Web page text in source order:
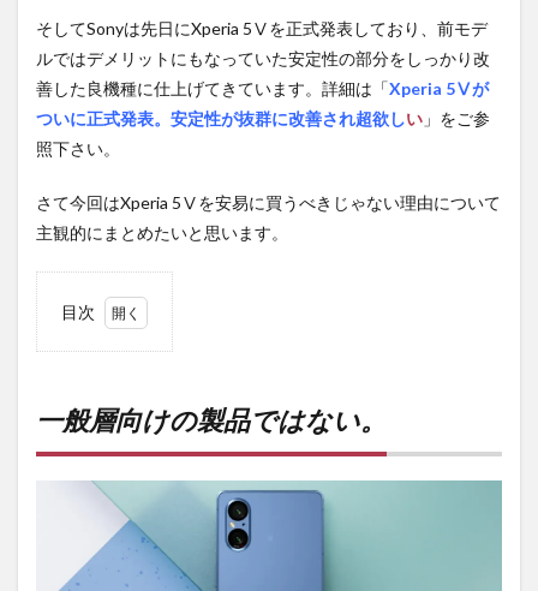
そしてSonyは先日にXperia 5Ⅴを正式発表しており、前モデ
ルではデメリットにもなっていた安定性の部分をしっかり改
善した良機種に仕上げてきています。詳細は「Xperia 5Ⅴが
ついに正式発表。安定性が抜群に改善され超欲しい 」をご参
照下さい。
さて今回はXperia 5Ⅴを安易に買うべきじゃない理由について
主観的にまとめたいと思います。
目次
けの
製品
では
ガチ
のゲ
一般層向けの製品ではない。